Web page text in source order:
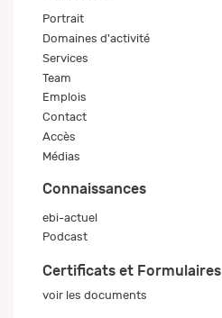
Portrait
Domaines d'activité
Services
Team
Emplois
Contact
Accès
Médias
Connaissances
ebi-actuel
Podcast
Certificats et Formulaires
voir les documents